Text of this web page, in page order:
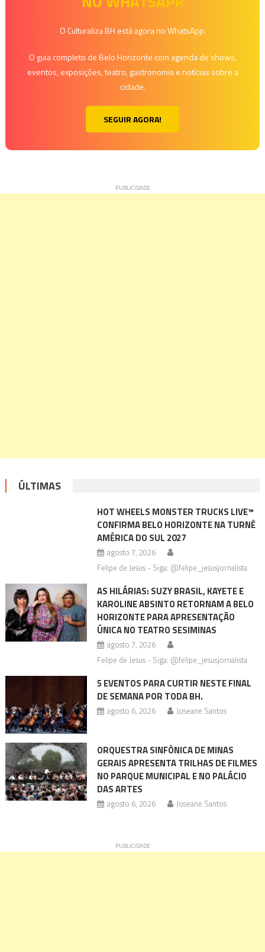
O Culturaliza BH está agora no WhatsApp.
O guia completo de Belo Horizonte com agenda de shows,
eventos, exposições, teatro, gastronomia e notícias sobre a
cidade.
SEGUIR AGORA!
ÚLTIMAS
HOT WHEELS MONSTER TRUCKS LIVE™
CONFIRMA BELO HORIZONTE NA TURNÊ
AMÉRICA DO SUL 2027
agosto 7, 2026
Felipe de Jesus - Siga: @felipe_jesusjornalista
AS HILÁRIAS: SUZY BRASIL, KAYETE E
KAROLINE ABSINTO RETORNAM A BELO
HORIZONTE PARA APRESENTAÇÃO
ÚNICA NO TEATRO SESIMINAS
agosto 7, 2026
Felipe de Jesus - Siga: @felipe_jesusjornalista
5 EVENTOS PARA CURTIR NESTE FINAL
DE SEMANA POR TODA BH.
agosto 6, 2026 Joseane Santos
ORQUESTRA SINFÔNICA DE MINAS
GERAIS APRESENTA TRILHAS DE FILMES
NO PARQUE MUNICIPAL E NO PALÁCIO
DAS ARTES
agosto 6, 2026 Joseane Santos